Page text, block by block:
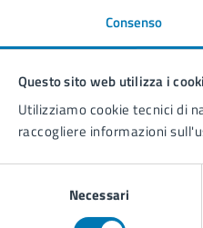
Consenso
Questo sito web utilizza i
Utilizziamo cookie tecnici di
raccogliere informazioni
Necessari
Valuta